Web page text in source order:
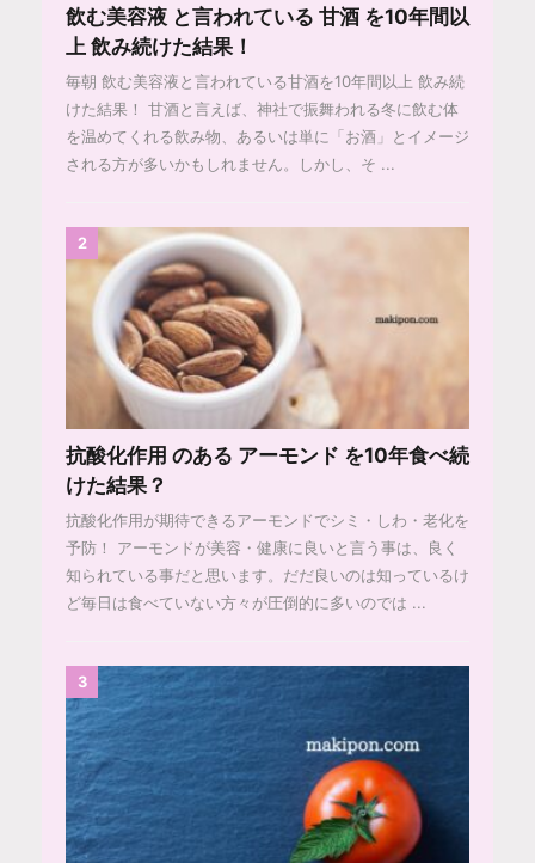
飲む美容液 と言われている 甘酒 を10年間以
上 飲み続けた結果！
毎朝 飲む美容液と言われている甘酒を10年間以上 飲み続
けた結果！ 甘酒と言えば、神社で振舞われる冬に飲む体
を温めてくれる飲み物、あるいは単に「お酒」とイメージ
される方が多いかもしれません。しかし、そ ...
2
抗酸化作用 のある アーモンド を10年食べ続
けた結果？
抗酸化作用が期待できるアーモンドでシミ・しわ・老化を
予防！ アーモンドが美容・健康に良いと言う事は、良く
知られている事だと思います。だだ良いのは知っているけ
ど毎日は食べていない方々が圧倒的に多いのでは ...
3